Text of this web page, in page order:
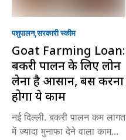
पशुपालन सरकारी स्की‍म
Goat Farming Loan:
बकरी पालन के लिए लोन
लेना है आसान, बस करना
होगा ये काम
नई दिल्ली. बकरी पालन कम लागत
में ज्यादा मुनाफा देने वाला काम...